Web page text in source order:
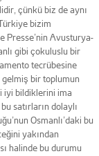
çünkü biz de aynı
bizim
Presse’nin Avusturya-
gibi çokuluslu bir
tecrübesine
gelmiş bir toplumun
iyi bildiklerini ima
satırların dolaylı
Osmanlı’daki bu
yakından
halinde bu durumu